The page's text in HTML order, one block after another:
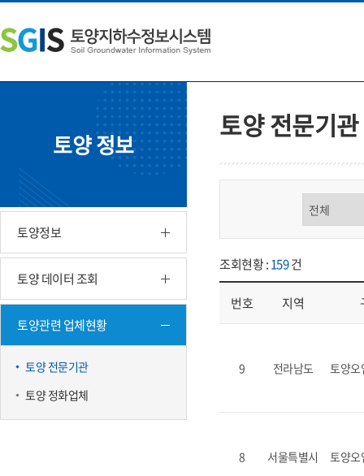
문
내
용
쪽
메
뉴
단
주
소
토양 정보
토양정보
토양 데이터 조회
토양관련 업체현황
토양 전문기관
토양 정화업체
토양 전문기관
조회현황 :159건
번호 지역
9 전라남도 토양오
8 서울특별시 토양오